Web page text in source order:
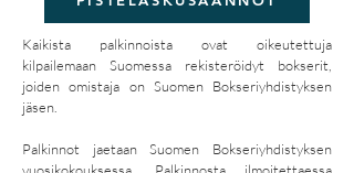
Kaikista palkinnoista ovat oikeutettuja
kilpailemaan Suomessa rekisteröidyt bokserit,
joiden omistaja on Suomen Bokseriyhdistyksen
jäsen.
Palkinnot jaetaan Suomen Bokseriyhdistyksen